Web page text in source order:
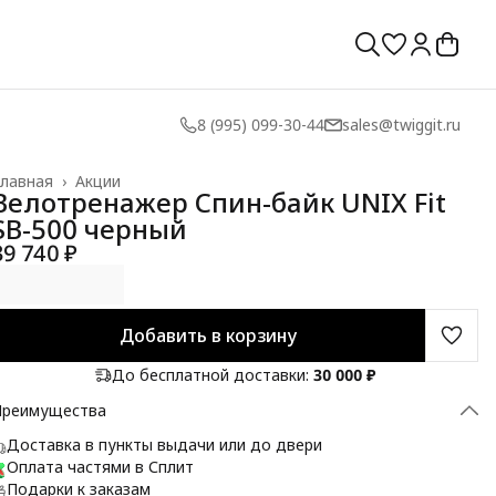
8 (995) 099-30-44 sales@twiggit.ru
Акции
›
Спин-байк UNIX Fit
500 черный
740 ₽
Добавить в корзину
До бесплатной доставки: 30 000 ₽
Доставка в пункты выдачи или до двери
Оплата частями в Сплит
Подарки к заказам